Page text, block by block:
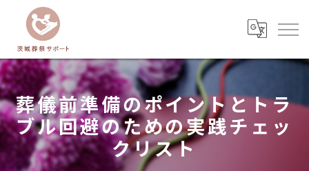
葬儀前準備のポイントとトラ
ブル回避のための実践チェッ
クリスト